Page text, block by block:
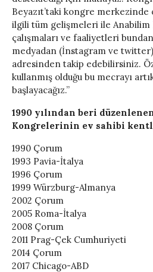
Beyazıt’taki kongre merkezinde
ilgili tüm gelişmeleri ile Anabilim
çalışmaları ve faaliyetleri
medyadan (İnstagram ve twitter)
adresinden takip edebilirsiniz.
kullanmış olduğu bu mecrayı
başlayacağız.”
1990 yılından beri
Kongrelerinin ev sahibi
1990 Çorum
1993 Pavia-İtalya
1996 Çorum
1999 Würzburg-Almanya
2002 Çorum
2005 Roma-İtalya
2008 Çorum
2011 Prag-Çek Cumhuriyeti
2014 Çorum
2017 Chicago-ABD